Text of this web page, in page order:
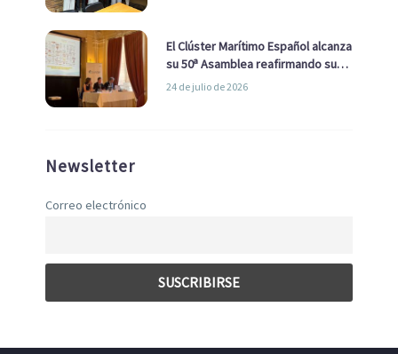
El Clúster Marítimo Español alcanza
su 50ª Asamblea reafirmando su
liderazgo en la Economía Azul
24 de julio de 2026
Newsletter
Correo electrónico